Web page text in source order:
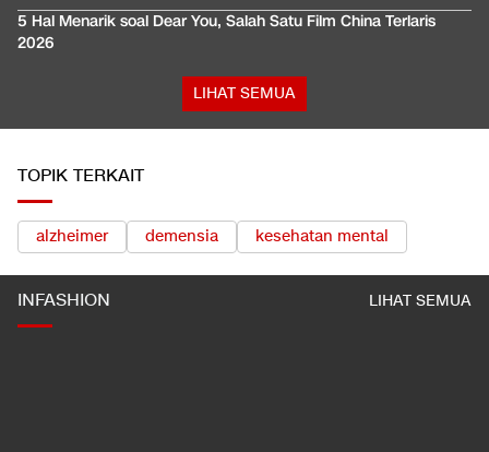
5 Hal Menarik soal Dear You, Salah Satu Film China Terlaris
2026
LIHAT SEMUA
TOPIK TERKAIT
alzheimer demensia kesehatan mental
INFASHION LIHAT SEMUA